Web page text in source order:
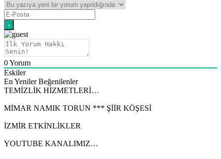
0Yorum
Eskiler
En Yeniler Beğenilenler
TEMİZLİK HİZMETLERİ…
MİMAR NAMIK TORUN *** ŞİİR KÖŞESİ
İZMİR ETKİNLİKLER
YOUTUBE KANALIMIZ…